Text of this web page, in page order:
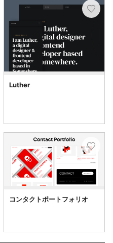
Luther
コンタクトポートフォリオ